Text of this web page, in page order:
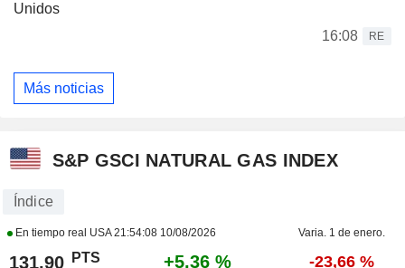
Unidos
16:08
RE
Más noticias
S&P GSCI NATURAL GAS INDEX
Índice
En tiempo real USA21:54:08 10/08/2026 Varia. 1 de enero.
131,90 PTS +5,36 % -23,66 %